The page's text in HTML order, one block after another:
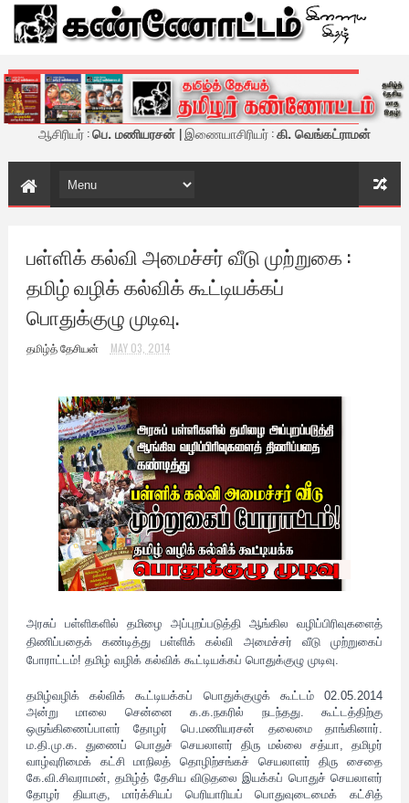
கண்ணோட்டம் - இணைய இதழ்
ஆசிரியர் :பெ. மணியரசன் | இணையாசிரியர் :கி. வெங்கட்ராமன்
பள்ளிக் கல்வி அமைச்சர் வீடு முற்றுகை :
தமிழ் வழிக் கல்விக் கூட்டியக்கப்
பொதுக்குழு முடிவு.
தமிழ்த் தேசியன் MAY 03, 2014
அரசுப் பள்ளிகளில் தமிழை அப்புறப்படுத்தி ஆங்கில வழிப்பிரிவுகளைத்
திணிப்பதைக் கண்டித்துபள்ளிக் கல்வி அமைச்சர் வீடு முற்றுகைப்
போராட்டம்! தமிழ் வழிக் கல்விக் கூட்டியக்கப் பொதுக்குழு முடிவு.
தமிழ்வழிக் கல்விக் கூட்டியக்கப் பொதுக்குழுக் கூட்டம் 02.05.2014
அன்று மாலை சென்னை க.க.நகரில் நடந்தது. கூட்டத்திற்கு
ஒருங்கிணைப்பாளர் தோழர் பெ.மணியரசன் தலைமை தாங்கினார்.
ம.தி.மு.க. துணைப் பொதுச் செயலாளர் திரு மல்லை சத்யா, தமிழர்
வாழ்வுரிமைக் கட்சி மாநிலத் தொழிற்சங்கச் செயலாளர் திரு சைதை
கே.வி.சிவராமன், தமிழ்த் தேசிய விடுதலை இயக்கப் பொதுச் செயலாளர்
தோழர் தியாகு, மார்க்சியப் பெரியாரியப் பொதுவுடைமைக் கட்சித்